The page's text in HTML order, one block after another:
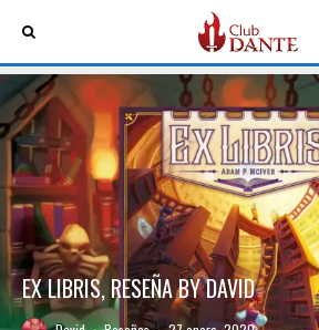
EX LIBRIS, RESEÑA BY DAVID